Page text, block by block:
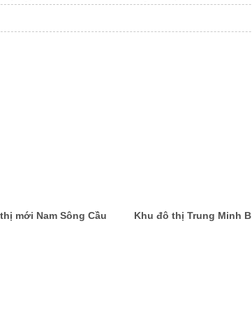
mới Nam Sông Cầu Khu đô thị Trung Minh B